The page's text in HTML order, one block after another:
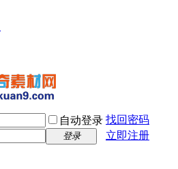
自动登录 找回密码
登录
立即注册